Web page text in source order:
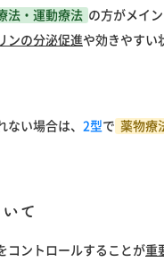
法・運動療法 の方がメイン
ンの分泌促進や効きやすい
ない場合は、 2型で 薬物療
て
コントロールすることが重